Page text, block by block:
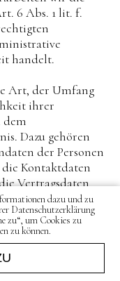
6 Abs. 1 lit. f.
handelt.
Art, der Umfang
ihrer
dem
Dazu gehören
der Personen
die Kontaktdaten
Vertragsdaten
mitgeteilte
von
Zahlungsdaten
etc.).
dazu und zu
Datenschutzerklärung
zu“, um Cookies zu
zu können.